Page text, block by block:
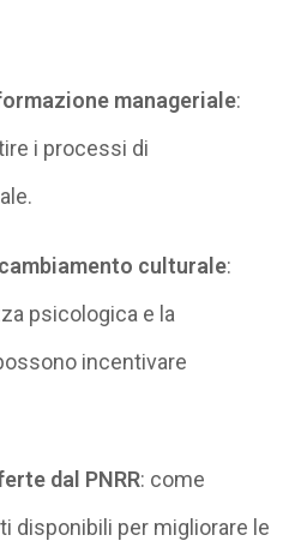
manageriale:
i processi di
culturale:
psicologica e la
incentivare
dal PNRR: come
disponibili per migliorare le